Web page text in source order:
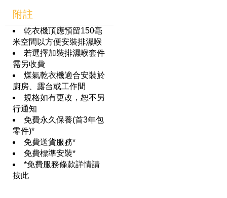
附註
乾衣機頂應預留150毫
米空間以方便安裝排濕喉
若選擇加裝排濕喉套件
需另收費
煤氣乾衣機適合安裝於
廚房、露台或工作間
規格如有更改，恕不另
行通知
免費永久保養(首3年包
零件)*
免費送貨服務*
免費標準安裝*
*免費服務條款詳情請
按此